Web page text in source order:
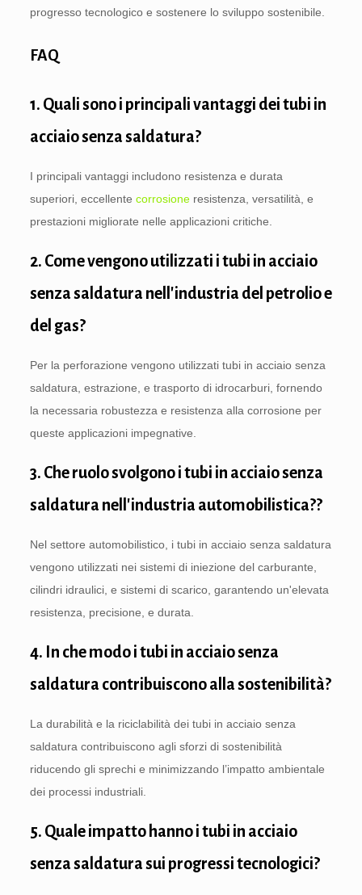
progresso tecnologico e sostenere lo sviluppo sostenibile.
FAQ
1. Quali sono i principali vantaggi dei tubi in
acciaio senza saldatura?
I principali vantaggi includono resistenza e durata
superiori, eccellente corrosioneresistenza, versatilità, e
prestazioni migliorate nelle applicazioni critiche.
2. Come vengono utilizzati i tubi in acciaio
senza saldatura nell'industria del petrolio e
del gas?
Per la perforazione vengono utilizzati tubi in acciaio senza
saldatura, estrazione, e trasporto di idrocarburi, fornendo
la necessaria robustezza e resistenza alla corrosione per
queste applicazioni impegnative.
3. Che ruolo svolgono i tubi in acciaio senza
saldatura nell'industria automobilistica??
Nel settore automobilistico, i tubi in acciaio senza saldatura
vengono utilizzati nei sistemi di iniezione del carburante,
cilindri idraulici, e sistemi di scarico, garantendo un'elevata
resistenza, precisione, e durata.
4. In che modo i tubi in acciaio senza
saldatura contribuiscono alla sostenibilità?
La durabilità e la riciclabilità dei tubi in acciaio senza
saldatura contribuiscono agli sforzi di sostenibilità
riducendo gli sprechi e minimizzando l’impatto ambientale
dei processi industriali.
5. Quale impatto hanno i tubi in acciaio
senza saldatura sui progressi tecnologici?